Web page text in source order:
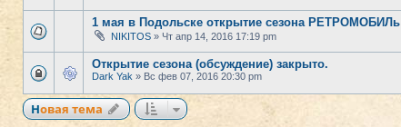
1 мая в Подольске открытие сезона РЕТРОМОБИЛь
NIKITOS » Чт апр 14, 2016 17:19 pm
Открытие сезона (обсуждение) закрыто.
Dark Yak » Вс фев 07, 2016 20:30 pm
Новая тема